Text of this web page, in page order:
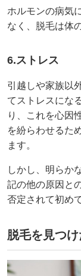
ホルモンの病気
なく、脱毛は体
6.ストレス
引越しや家族以
てストレスにな
り、これを心因
を紛らわせるた
ます。
しかし、明らか
記の他の原因と
否定されて初め
脱毛を見つ